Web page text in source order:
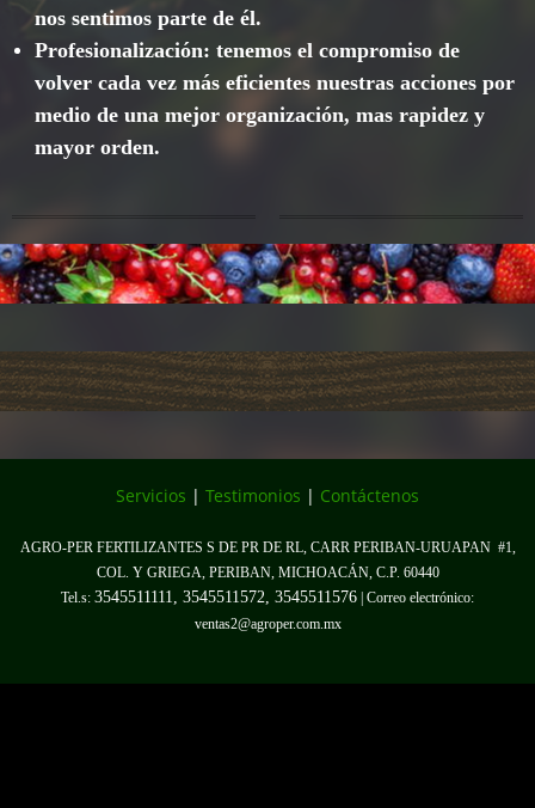
nos sentimos parte de él.
Profesionalización: tenemos el compromiso de
volver cada vez más eficientes nuestras acciones por
medio de una mejor organización, mas rapidez y
mayor orden.
Servicios | Testimonios | Contáctenos
AGRO-PER FERTILIZANTES S DE PR DE RL, CARR PERIBAN-URUAPAN #1,
COL. Y GRIEGA, PERIBAN, MICHOACÁN, C.P. 60440
Tel.s: 3545511111, 3545511572, 3545511576 | Correo electrónico:
ventas2@agroper.com.mx